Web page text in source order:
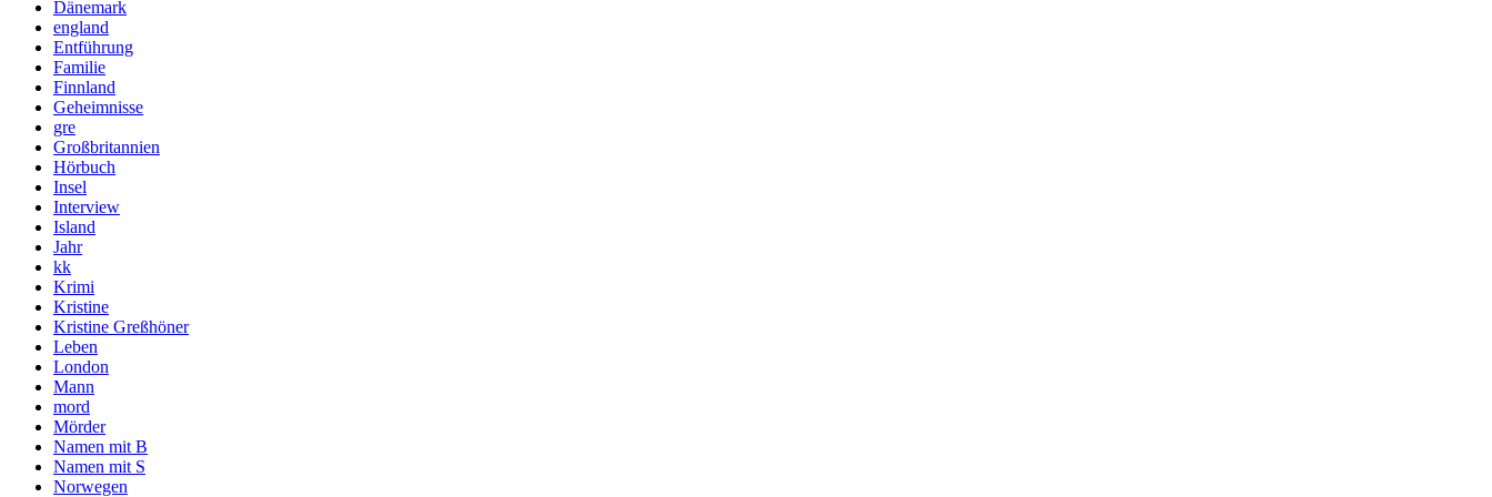
Dänemark
england
Entführung
Familie
Finnland
Geheimnisse
gre
Großbritannien
Hörbuch
Insel
Interview
Island
Jahr
kk
Krimi
Kristine
Kristine Greßhöner
Leben
London
Mann
mord
Mörder
Namen mit B
Namen mit S
Norwegen